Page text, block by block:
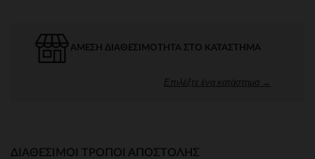
ΆΜΕΣΗ ΔΙΑΘΕΣΙΜΌΤΗΤΑ ΣΤΟ ΚΑΤΆΣΤΗΜΑ
Επιλέξτε ένα κατάστημα →
ΔΙΑΘΈΣΙΜΟΙ ΤΡΌΠΟΙ ΑΠΟΣΤΟΛΉΣ